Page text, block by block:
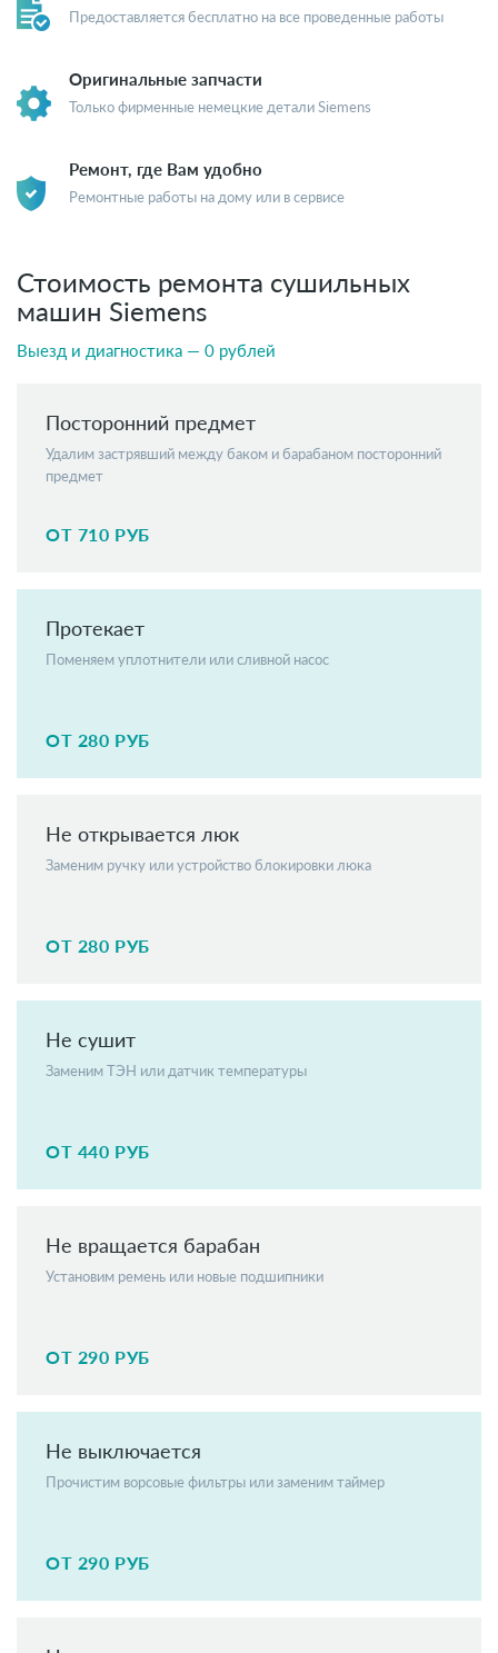
Предоставляется бесплатно на все проведенные работы
Оригинальные запчасти
Только фирменные немецкие детали Siemens
Ремонт, где Вам удобно
Ремонтные работы на дому или в сервисе
Стоимость ремонта сушильных
машин Siemens
Выезд и диагностика — 0 рублей
Посторонний предмет
Удалим застрявший между баком и барабаном посторонний
предмет
ОТ 710 РУБ
Протекает
Поменяем уплотнители или сливной насос
ОТ 280 РУБ
Не открывается люк
Заменим ручку или устройство блокировки люка
ОТ 280 РУБ
Не сушит
Заменим ТЭН или датчик температуры
ОТ 440 РУБ
Не вращается барабан
Установим ремень или новые подшипники
ОТ 290 РУБ
Не выключается
Прочистим ворсовые фильтры или заменим таймер
ОТ 290 РУБ